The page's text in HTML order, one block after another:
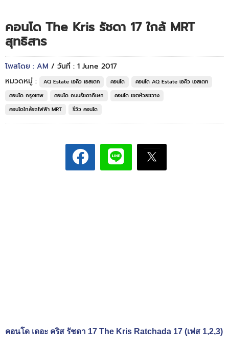
คอนโด The Kris รัชดา 17 ใกล้ MRT
สุทธิสาร
โพสโดย : AM / วันที่ : 1 June 2017
หมวดหมู่ :
AQ Estate เอคิว เอสเตท คอนโด
คอนโด AQ Estate เอคิว เอสเตท
คอนโด กรุงเทพ
คอนโด ถนนรัชดาภิเษก
คอนโด เขตห้วยขวาง
คอนโดใกล้รถไฟฟ้า MRT
รีวิว คอนโด
คอนโด เดอะ คริส รัชดา 17 The Kris Ratchada 17 (เฟส 1,2,3)